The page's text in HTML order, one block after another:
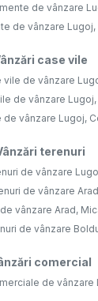
de vânzare
de vânzare Lugoj,
case vile
vile de vânzare
de vânzare Lugoj,
de vânzare Lugoj,
terenuri
de vânzare
de vânzare Arad
vânzare Arad,
de vânzare
comercial
de vânzare